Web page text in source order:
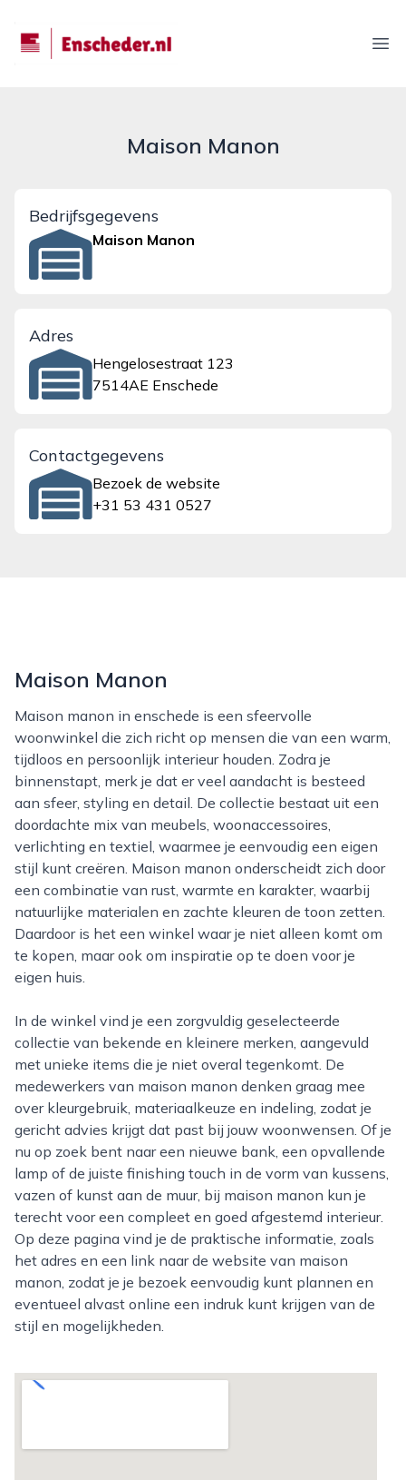
enscheder.nl
Maison Manon
Bedrijfsgegevens
Maison Manon
Adres
Hengelosestraat 123
7514AE Enschede
Contactgegevens
Bezoek de website
+31 53 431 0527
Maison Manon
Maison manon in enschede is een sfeervolle
woonwinkel die zich richt op mensen die van een warm,
tijdloos en persoonlijk interieur houden. Zodra je
binnenstapt, merk je dat er veel aandacht is besteed
aan sfeer, styling en detail. De collectie bestaat uit een
doordachte mix van meubels, woonaccessoires,
verlichting en textiel, waarmee je eenvoudig een eigen
stijl kunt creëren. Maison manon onderscheidt zich door
een combinatie van rust, warmte en karakter, waarbij
natuurlijke materialen en zachte kleuren de toon zetten.
Daardoor is het een winkel waar je niet alleen komt om
te kopen, maar ook om inspiratie op te doen voor je
eigen huis.
In de winkel vind je een zorgvuldig geselecteerde
collectie van bekende en kleinere merken, aangevuld
met unieke items die je niet overal tegenkomt. De
medewerkers van maison manon denken graag mee
over kleurgebruik, materiaalkeuze en indeling, zodat je
gericht advies krijgt dat past bij jouw woonwensen. Of je
nu op zoek bent naar een nieuwe bank, een opvallende
lamp of de juiste finishing touch in de vorm van kussens,
vazen of kunst aan de muur, bij maison manon kun je
terecht voor een compleet en goed afgestemd interieur.
Op deze pagina vind je de praktische informatie, zoals
het adres en een link naar de website van maison
manon, zodat je je bezoek eenvoudig kunt plannen en
eventueel alvast online een indruk kunt krijgen van de
stijl en mogelijkheden.